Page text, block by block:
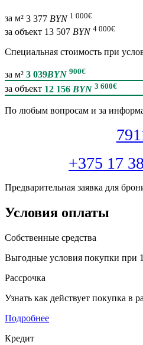
за м² 3 377 BYN 1 000€
за объект 13 507 BYN 4 000€
Специальная cтоимость при
за м² 3 039BYN 900€
за объект 12 156 BYN 3 600€
По любым вопросам и за
+375 17
Предварительная заявка для
Условия оплаты
Собственные средства
Выгодные условия покупки при
Рассрочка
Узнать как действует покупка в
Подробнее
Кредит